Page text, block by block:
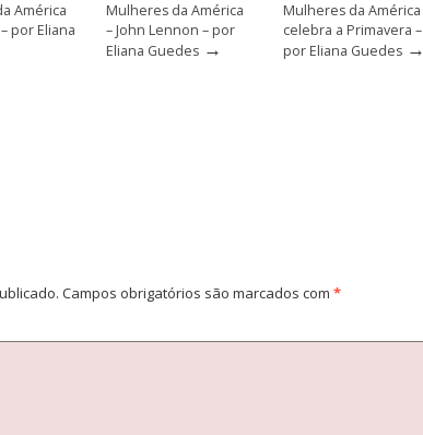
América
por Eliana
Mulheres da América
– John Lennon – por
Eliana Guedes →
Mulheres da América
celebra a Primavera –
por Eliana Guedes →
Campos obrigatórios são marcados com *